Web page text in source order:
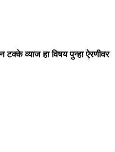
टक्के व्याज हा विषय पुन्हा ऐरणीवर